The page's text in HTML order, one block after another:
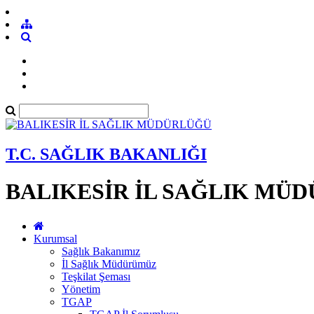
T.C. SAĞLIK BAKANLIĞI
BALIKESİR İL SAĞLIK
Kurumsal
Sağlık Bakanımız
İl Sağlık Müdürümüz
Teşkilat Şeması
Yönetim
TGAP